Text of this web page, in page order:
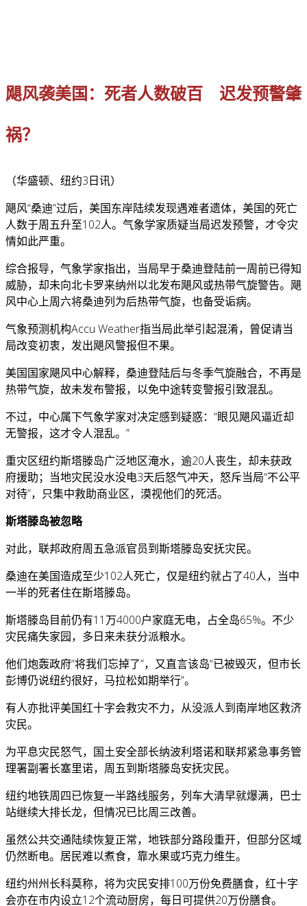
飓风袭美国：死者人数破百 迟发预警肇
祸？
（华盛顿、纽约3日讯）
飓风“桑迪”过后，美国东岸陆续发现遇难者遗体，美国的死亡
人数于周五升至102人。气象学家质疑当局迟发预警，才令灾
情如此严重。
综合报导，气象学家指出，当局早于桑迪登陆前一周前已得知
威胁，却未向北卡罗来纳州以北发布飓风或热带气旋警告。飓
风中心上周六将桑迪列为后热带气旋，也备受诟病。
气象预测机构Accu Weather指当局此举引起混淆，曾促请当
局改变初衷，发出飓风警报但不果。
美国国家飓风中心解释，桑迪登陆后与冬季气旋融合，不再是
热带气旋，故未发布警报，以免中途转变警报引致混乱。
不过，中心属下气象学家对决定感到疑惑：“眼见飓风逼近却
无警报，这才令人混乱。”
重灾区纽约斯塔滕岛广泛地区淹水，逾20人丧生，却未获政
府援助；当地灾民没水没电3天后怒气冲天，怒斥当局“不公平
对待”，只集中救助商业区，漠视他们的死活。
斯塔滕岛被忽略
对此，联邦政府周五急派官员到斯塔滕岛安抚灾民。
桑迪在美国造成至少102人死亡，仅是纽约就占了40人，当中
一半的死者住在斯塔滕岛。
斯塔滕岛目前仍有11万4000户家庭无电，占全岛65%。不少
灾民痛失家园，多日来未获分派粮水。
他们炮轰政府“将我们忘掉了”，又直言该岛“已被毁灭，但市长
彭博仍说纽约很好，马拉松如期举行”。
有人亦批评美国红十字会救灾不力，从没派人到南岸地区救济
灾民。
为平息灾民怒气，国土安全部长纳波利塔诺和联邦紧急事务管
理署副署长塞里诺，周五到斯塔滕岛安抚灾民。
纽约地铁周四已恢复一半路线服务，列车大清早就爆满，巴士
站继续大排长龙，但情况已比周三改善。
虽然公共交通陆续恢复正常，地铁部分路段重开，但部分区域
仍然断电。居民难以煮食，靠水果或巧克力维生。
纽约州州长科莫称，将为灾民安排100万份免费膳食，红十字
会亦在市内设立12个流动厨房，每日可提供20万份膳食。